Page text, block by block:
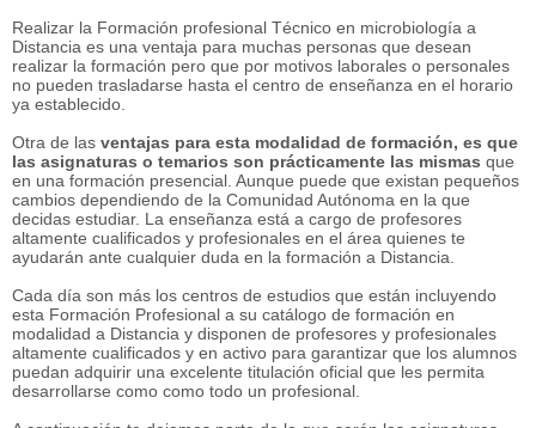
Realizar la Formación profesional Técnico en microbiología a
Distancia es una ventaja para muchas personas que desean
realizar la formación pero que por motivos laborales o personales
no pueden trasladarse hasta el centro de enseñanza en el horario
ya establecido.
Otra de las ventajas para esta modalidad de formación, es que
las asignaturas o temarios son prácticamente las mismas que
en una formación presencial. Aunque puede que existan pequeños
cambios dependiendo de la Comunidad Autónoma en la que
decidas estudiar. La enseñanza está a cargo de profesores
altamente cualificados y profesionales en el área quienes te
ayudarán ante cualquier duda en la formación a Distancia.
Cada día son más los centros de estudios que están incluyendo
esta Formación Profesional a su catálogo de formación en
modalidad a Distancia y disponen de profesores y profesionales
altamente cualificados y en activo para garantizar que los alumnos
puedan adquirir una excelente titulación oficial que les permita
desarrollarse como como todo un profesional.